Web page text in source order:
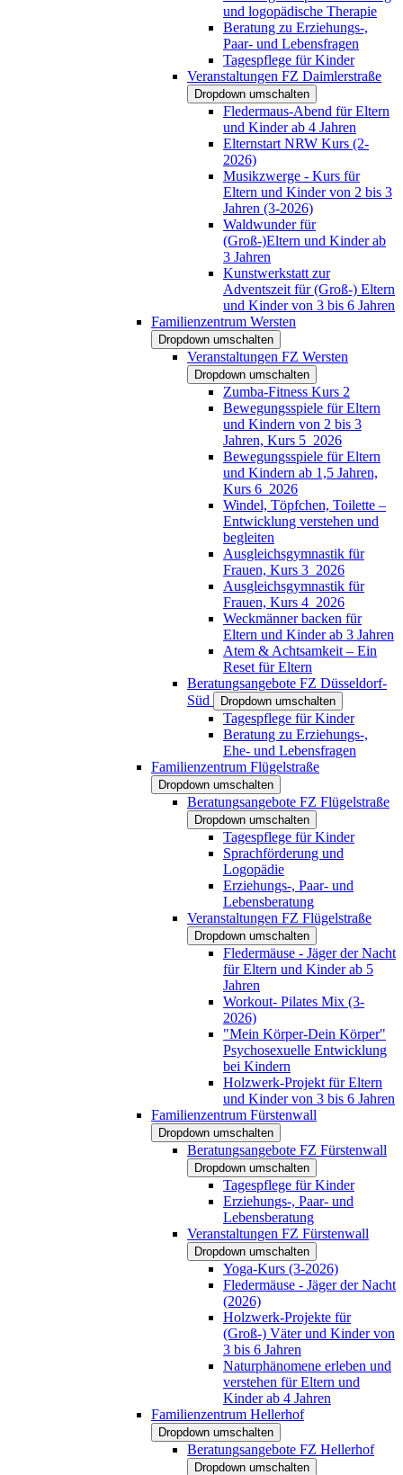
und logopädische Therapie
Beratung zu Erziehungs-,
Paar- und Lebensfragen
Tagespflege für Kinder
Veranstaltungen FZ Daimlerstraße
Dropdown umschalten
Fledermaus-Abend für Eltern
und Kinder ab 4 Jahren
Elternstart NRW Kurs (2-
2026)
Musikzwerge - Kurs für
Eltern und Kinder von 2 bis 3
Jahren (3-2026)
Waldwunder für
(Groß-)Eltern und Kinder ab
3 Jahren
Kunstwerkstatt zur
Adventszeit für (Groß-) Eltern
und Kinder von 3 bis 6 Jahren
Familienzentrum Wersten
Dropdown umschalten
Veranstaltungen FZ Wersten
Dropdown umschalten
Zumba-Fitness Kurs 2
Bewegungsspiele für Eltern
und Kindern von 2 bis 3
Jahren, Kurs 5_2026
Bewegungsspiele für Eltern
und Kindern ab 1,5 Jahren,
Kurs 6_2026
Windel, Töpfchen, Toilette –
Entwicklung verstehen und
begleiten
Ausgleichsgymnastik für
Frauen, Kurs 3_2026
Ausgleichsgymnastik für
Frauen, Kurs 4_2026
Weckmänner backen für
Eltern und Kinder ab 3 Jahren
Atem & Achtsamkeit – Ein
Reset für Eltern
Beratungsangebote FZ Düsseldorf-
Süd
Dropdown umschalten
Tagespflege für Kinder
Beratung zu Erziehungs-,
Ehe- und Lebensfragen
Familienzentrum Flügelstraße
Dropdown umschalten
Beratungsangebote FZ Flügelstraße
Dropdown umschalten
Tagespflege für Kinder
Sprachförderung und
Logopädie
Erziehungs-, Paar- und
Lebensberatung
Veranstaltungen FZ Flügelstraße
Dropdown umschalten
Fledermäuse - Jäger der Nacht
für Eltern und Kinder ab 5
Jahren
Workout- Pilates Mix (3-
2026)
"Mein Körper-Dein Körper"
Psychosexuelle Entwicklung
bei Kindern
Holzwerk-Projekt für Eltern
und Kinder von 3 bis 6 Jahren
Familienzentrum Fürstenwall
Dropdown umschalten
Beratungsangebote FZ Fürstenwall
Dropdown umschalten
Tagespflege für Kinder
Erziehungs-, Paar- und
Lebensberatung
Veranstaltungen FZ Fürstenwall
Dropdown umschalten
Yoga-Kurs (3-2026)
Fledermäuse - Jäger der Nacht
(2026)
Holzwerk-Projekte für
(Groß-) Väter und Kinder von
3 bis 6 Jahren
Naturphänomene erleben und
verstehen für Eltern und
Kinder ab 4 Jahren
Familienzentrum Hellerhof
Dropdown umschalten
Beratungsangebote FZ Hellerhof
Dropdown umschalten